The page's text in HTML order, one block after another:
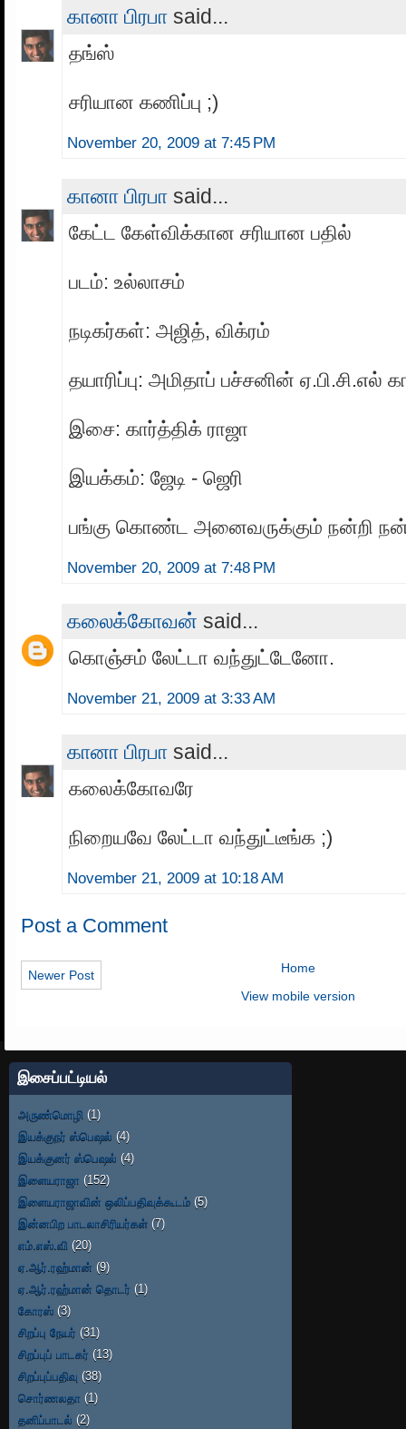
கானா பிரபா said...
தங்ஸ்
சரியான கணிப்பு ;)
November 20, 2009 at 7:45 PM
கானா பிரபா said...
கேட்ட கேள்விக்கான சரியான பதில்
படம்: உல்லாசம்
நடிகர்கள்: அஜித், விக்ரம்
தயாரிப்பு: அமிதாப் பச்சனின் ஏ.பி.சி.எல்
இசை: கார்த்திக் ராஜா
இயக்கம்: ஜேடி - ஜெரி
பங்கு கொண்ட அனைவருக்கும் நன்றி
November 20, 2009 at 7:48 PM
கலைக்கோவன் said...
கொஞ்சம் லேட்டா வந்துட்டேனோ.
November 21, 2009 at 3:33 AM
கானா பிரபா said...
கலைக்கோவரே
நிறையவே லேட்டா வந்துட்டீங்க ;)
November 21, 2009 at 10:18 AM
Post a Comment
Newer Post
Home
View mobile version
இசைப்பட்டியல்
அருண்மொழி (1)
இயக்குநர் ஸ்பெஷல் (4)
இயக்குனர் ஸ்பெஷல் (4)
இளையராஜா (152)
இளையராஜாவின் ஒலிப்பதிவுக்கூடம் (5)
இன்னபிற பாடலாசிரியர்கள் (7)
எம்.எஸ்.வி (20)
ஏ.ஆர்.ரஹ்மான் (9)
ஏ.ஆர்.ரஹ்மான் தொடர் (1)
கோரஸ் (3)
சிறப்பு நேயர் (31)
சிறப்புப் பாடகர் (13)
சிறப்புப்பதிவு (38)
சொர்ணலதா (1)
தனிப்பாடல் (2)